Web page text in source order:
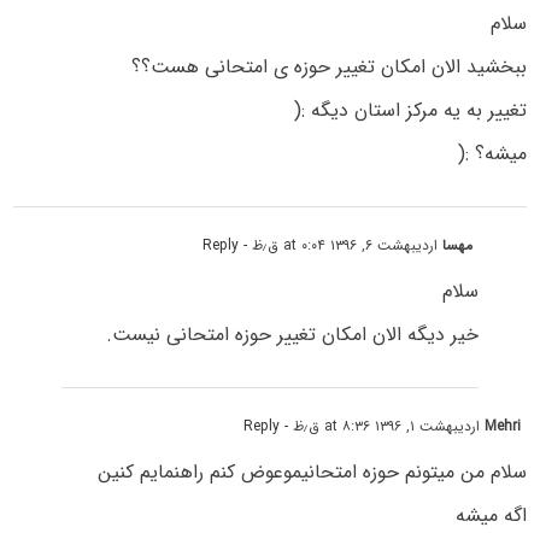
سلام
ببخشید الان امکان تغییر حوزه ی امتحانی هست؟؟
تغییر به یه مرکز استان دیگه :(
میشه؟ :(
مهسااردیبهشت ۶, ۱۳۹۶ at ۰:۰۴ ق٫ظ - Reply
سلام
خیر دیگه الان امکان تغییر حوزه امتحانی نیست.
Mehriاردیبهشت ۱, ۱۳۹۶ at ۸:۳۶ ق٫ظ - Reply
سلام من میتونم حوزه امتحانیموعوض کنم راهنمایم کنین
اگه میشه